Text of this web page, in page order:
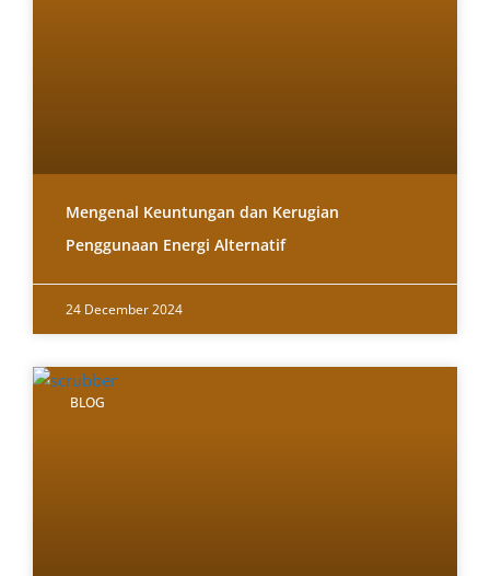
Mengenal Keuntungan dan Kerugian
Penggunaan Energi Alternatif
24 December 2024
BLOG